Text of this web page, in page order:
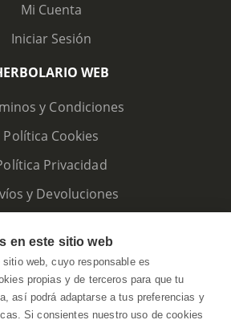
Mi Cuenta
Iniciar Sesión
WEB
y Condiciones
Política Cookies
Privacidad
y Devoluciones
en este sitio web
sitio web, cuyo responsable es
propias y de terceros para que tu
así podrá adaptarse a tus preferencias y
Si consientes nuestro uso de cookies